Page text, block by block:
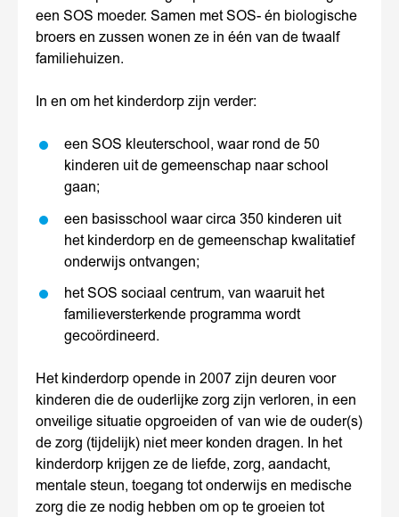
een SOS moeder. Samen met SOS- én biologische
broers en zussen wonen ze in één van de twaalf
familiehuizen.
In en om het kinderdorp zijn verder:
een SOS kleuterschool, waar rond de 50
kinderen uit de gemeenschap naar school
gaan;
een basisschool waar circa 350 kinderen uit
het kinderdorp en de gemeenschap kwalitatief
onderwijs ontvangen;
het SOS sociaal centrum, van waaruit het
familieversterkende programma wordt
gecoördineerd.
Het kinderdorp opende in 2007 zijn deuren voor
kinderen die de ouderlijke zorg zijn verloren, in een
onveilige situatie opgroeiden of van wie de ouder(s)
de zorg (tijdelijk) niet meer konden dragen. In het
kinderdorp krijgen ze de liefde, zorg, aandacht,
mentale steun, toegang tot onderwijs en medische
zorg die ze nodig hebben om op te groeien tot